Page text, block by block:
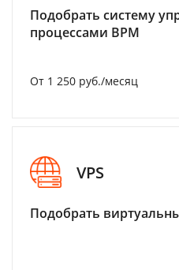
Подобрать систему
процессами BPM
От 1 250 руб./месяц
VPS
Подобрать